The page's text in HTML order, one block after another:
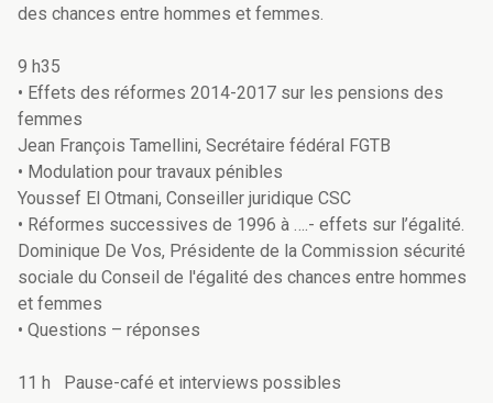
des chances entre hommes et femmes.
9 h35
• Effets des réformes 2014-2017 sur les pensions des
femmes
Jean François Tamellini, Secrétaire fédéral FGTB
• Modulation pour travaux pénibles
Youssef El Otmani, Conseiller juridique CSC
• Réformes successives de 1996 à ….- effets sur l’égalité.
Dominique De Vos, Présidente de la Commission sécurité
sociale du Conseil de l'égalité des chances entre hommes
et femmes
• Questions – réponses
11 h Pause-café et interviews possibles